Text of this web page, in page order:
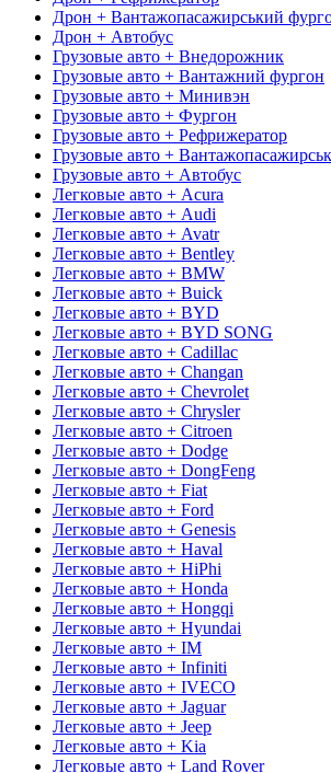
Дрон + Вантажопасажирський
Дрон + Автобус
Грузовые авто + Внедорожник
Грузовые авто + Вантажний фургон
Грузовые авто + Минивэн
Грузовые авто + Фургон
Грузовые авто + Рефрижератор
Грузовые авто +
Грузовые авто + Автобус
Легковые авто + Acura
Легковые авто + Audi
Легковые авто + Avatr
Легковые авто + Bentley
Легковые авто + BMW
Легковые авто + Buick
Легковые авто + BYD
Легковые авто + BYD SONG
Легковые авто + Cadillac
Легковые авто + Changan
Легковые авто + Chevrolet
Легковые авто + Chrysler
Легковые авто + Citroen
Легковые авто + Dodge
Легковые авто + DongFeng
Легковые авто + Fiat
Легковые авто + Ford
Легковые авто + Genesis
Легковые авто + Haval
Легковые авто + HiPhi
Легковые авто + Honda
Легковые авто + Hongqi
Легковые авто + Hyundai
Легковые авто + IM
Легковые авто + Infiniti
Легковые авто + IVECO
Легковые авто + Jaguar
Легковые авто + Jeep
Легковые авто + Kia
Легковые авто + Land Rover